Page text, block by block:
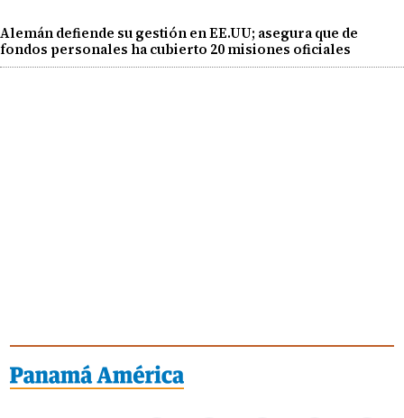
Alemán defiende su gestión en EE.UU; asegura que de
fondos personales ha cubierto 20 misiones oficiales